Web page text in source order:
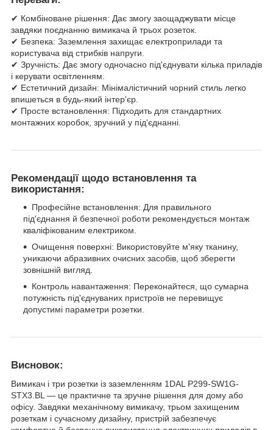
✔ Комбіноване рішення: Дає змогу заощаджувати місце
завдяки поєднанню вимикача й трьох розеток.
✔ Безпека: Заземлення захищає електроприлади та
користувача від стрибків напруги.
✔ Зручність: Дає змогу одночасно під'єднувати кілька приладів
і керувати освітленням.
✔ Естетичний дизайн: Мінімалістичний чорний стиль легко
впишеться в будь-який інтер'єр.
✔ Просте встановлення: Підходить для стандартних
монтажних коробок, зручний у під'єднанні.
Рекомендації щодо встановлення та
використання:
Професійне встановлення: Для правильного
під'єднання й безпечної роботи рекомендується монтаж
кваліфікованим електриком.
Очищення поверхні: Використовуйте м'яку тканину,
уникаючи абразивних очисних засобів, щоб зберегти
зовнішній вигляд.
Контроль навантаження: Переконайтеся, що сумарна
потужність під'єднуваних пристроїв не перевищує
допустимі параметри розетки.
Висновок:
Вимикач і три розетки із заземленням 1DAL P299-SW1G-
STX3.BL — це практичне та зручне рішення для дому або
офісу. Завдяки механічному вимикачу, трьом захищеним
розеткам і сучасному дизайну, пристрій забезпечує